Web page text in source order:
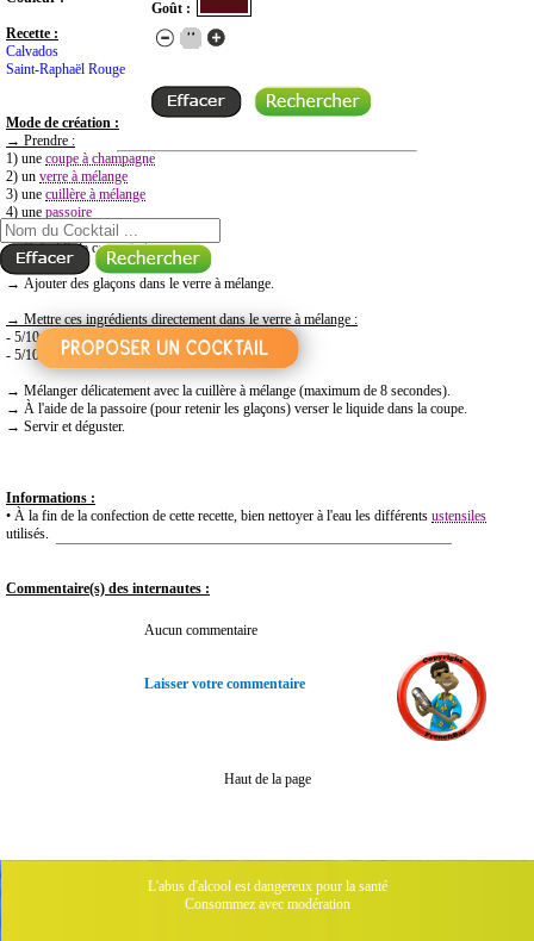
Goût :
Recette :
Calvados
Saint-Raphaël Rouge
Mode de création :
→ Prendre :
1) une coupe à champagne
2) un verre à mélange
3) une cuillère à mélange
4) une passoire
→Refroidirla coupe à champagne.
→ Ajouter des glaçons dans le verre à mélange.
→ Mettre ces ingrédients directement dans le verre à mélange :
- 5/10 Calvados
- 5/10 Saint-Raphaël
→ Mélanger délicatement avec la cuillère à mélange (maximum de 8 secondes).
→ À l'aide de la passoire (pour retenir les glaçons) verser le liquide dans la coupe.
→ Servir et déguster.
Informations :
• À la fin de la confection de cette recette, bien nettoyer à l'eau les différents ustensiles
utilisés.
Commentaire(s) des internautes :
Aucun commentaire
Laisser votre commentaire
Haut de la page
L'abus d'alcool est dangereux pour la santé
Consommez avec modération